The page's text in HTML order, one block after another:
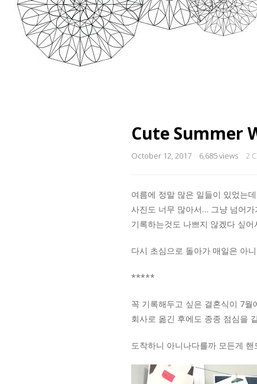
Cute Summer
October 12, 2017 6,685 views 2
여름에 정말 많은 일들이 있었는
사진도 너무 많아서… 그냥 넘어
기록하는것도 나쁘지 않겠다 싶어
다시 초심으로 돌아가 매일은 아
*****
꼭 기록해두고 싶은 결혼식이 7
회사로 옮긴 후에도 종종 점심을
도착하니 아니나다를까 모든게 핸